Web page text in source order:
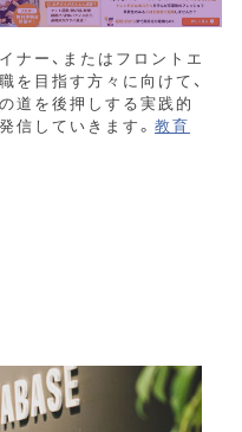
ナー、またはフロントエ
を目指す方々に向けて、
道を後押しする実践的
信していきます。 教育